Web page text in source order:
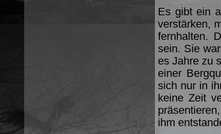
Es gibt ein
verstärken,
fernhalten.
sein. Sie
es Jahre zu
einer
sich nur in
keine Zeit
ihm